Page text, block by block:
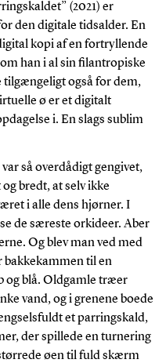
(2021) er
den digitale tidsalder. En
kopi af en fortryllende
han i al sin filantropiske
tilgængeligt også for dem,
ø er et digitalt
i. En slags sublim
så overdådigt gengivet,
bredt, at selv ikke
i alle dens hjørner. I
de særeste orkideer. Aber
Og blev man ved med
bakkekammen til en
og blå. Oldgamle træer
vand, og i grenene boede
et parringskald,
der spillede en turnering
øen til fuld skærm